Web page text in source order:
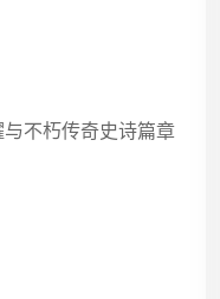
不朽传奇史诗篇章